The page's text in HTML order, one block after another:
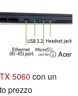
ⓘ Acer
5060 con un
prezzo